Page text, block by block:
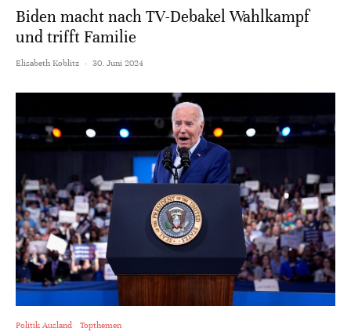
Biden macht nach TV-Debakel Wahlkampf
und trifft Familie
Elisabeth Koblitz · 30. Juni 2024
Politik Ausland Topthemen